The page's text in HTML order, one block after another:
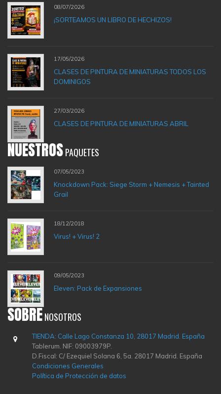
08/07/2026
¡SORTEAMOS UN LIBRO DE HECHIZOS!
17/05/2026
CLASES DE PINTURA DE MINIATURAS TODOS LOS
DOMINIGOS
27/03/2026
CLASES DE PINTURA DE MINIATURAS ABRIL
NUESTROSPAQUETES
07/05/2023
Knockdown Pack: Siege Storm + Nemesis + Tainted
Grail
18/12/2018
Virus! + Virus! 2
09/05/2023
Eleven: Pack de Expansiones
SOBRENOSOTROS
TIENDA: Calle Lago Constanza 10, 28017 Madrid. España
Tablerum. NIF: 09003979P.
D.Fiscal: C/ Ezequiel Solana 6, 5a. 28017 Madrid. España
Condiciones Generales
Política de Protección de datos